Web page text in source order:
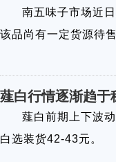
南五味子市场近
该品尚有一定货源待
薤白行情逐渐趋于
薤白前期上下波
白选装货42-43元。